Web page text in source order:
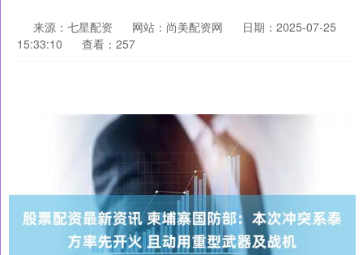
来源：七星配资 网站：尚美配资网
日期：2025-07-25
15:33:10
查看：257